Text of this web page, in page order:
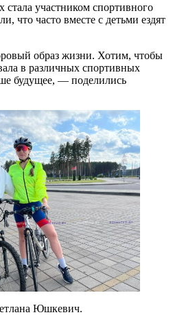
участником спортивного
что часто вместе с детьми ездят
образ жизни. Хотим, чтобы
в различных спортивных
будущее, — поделились
Юшкевич.